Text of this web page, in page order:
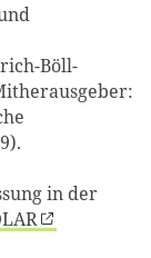
Böll-
in der